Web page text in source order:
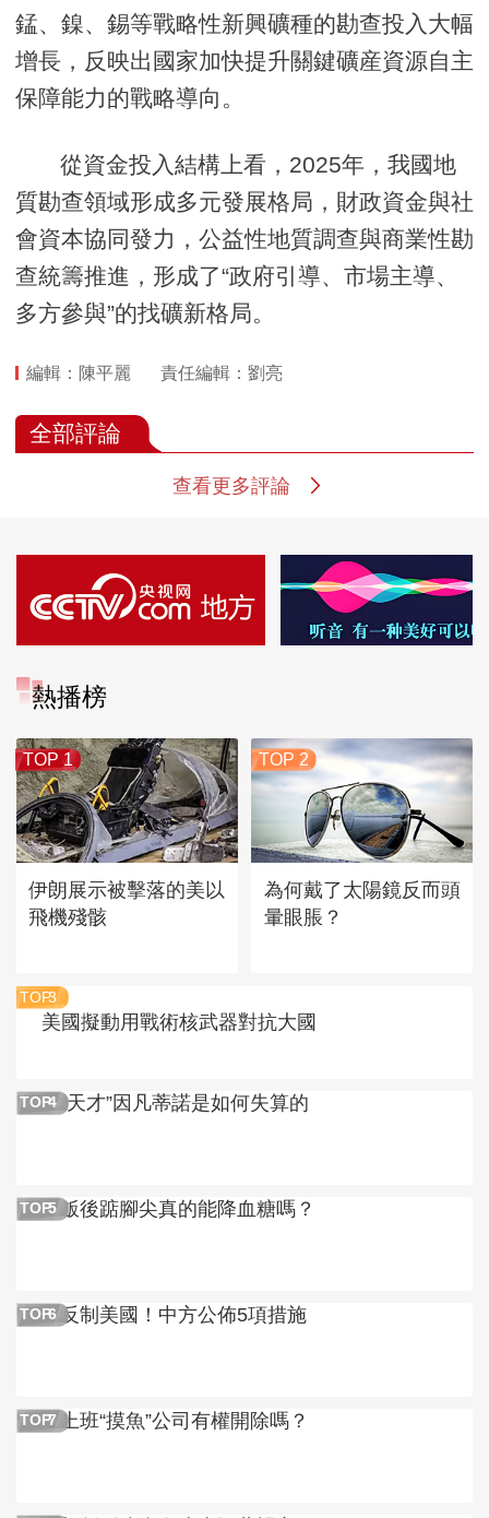
錳、鎳、錫等戰略性新興礦種的勘查投入大幅
增長，反映出國家加快提升關鍵礦産資源自主
保障能力的戰略導向。
從資金投入結構上看，2025年，我國地
質勘查領域形成多元發展格局，財政資金與社
會資本協同發力，公益性地質調查與商業性勘
查統籌推進，形成了“政府引導、市場主導、
多方參與”的找礦新格局。
編輯：陳平麗 責任編輯：劉亮
全部評論
查看更多評論
熱播榜
TOP 1
伊朗展示被擊落的美以
飛機殘骸
TOP 2
為何戴了太陽鏡反而頭
暈眼脹？
TOP3
美國擬動用戰術核武器對抗大國
TOP4 “天才”因凡蒂諾是如何失算的
TOP5 飯後踮腳尖真的能降血糖嗎？
TOP6 反制美國！中方公佈5項措施
TOP7 上班“摸魚”公司有權開除嗎？